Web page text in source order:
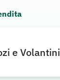
e Volantini